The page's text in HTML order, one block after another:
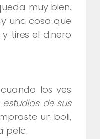
muy bien.
una cosa que
tires el dinero
los ves
de sus
un boli,
pela.